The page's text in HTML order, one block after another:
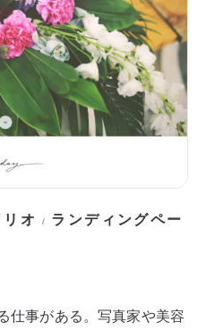
オ / ランディングペー
仕事がある。写真家や美容